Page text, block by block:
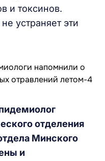
и токсинов.
устраняет эти
отделения
Минского
и